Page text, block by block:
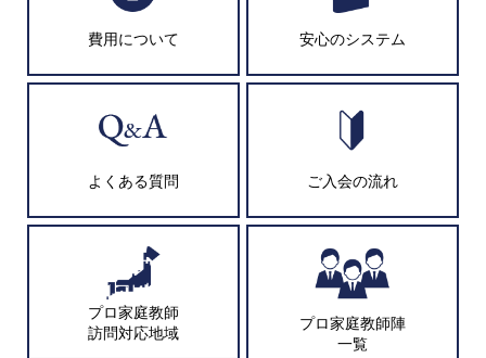
費用について 安心のシステム
よくある質問 ご入会の流れ
プロ家庭教師
訪問対応地域
プロ家庭教師陣
一覧